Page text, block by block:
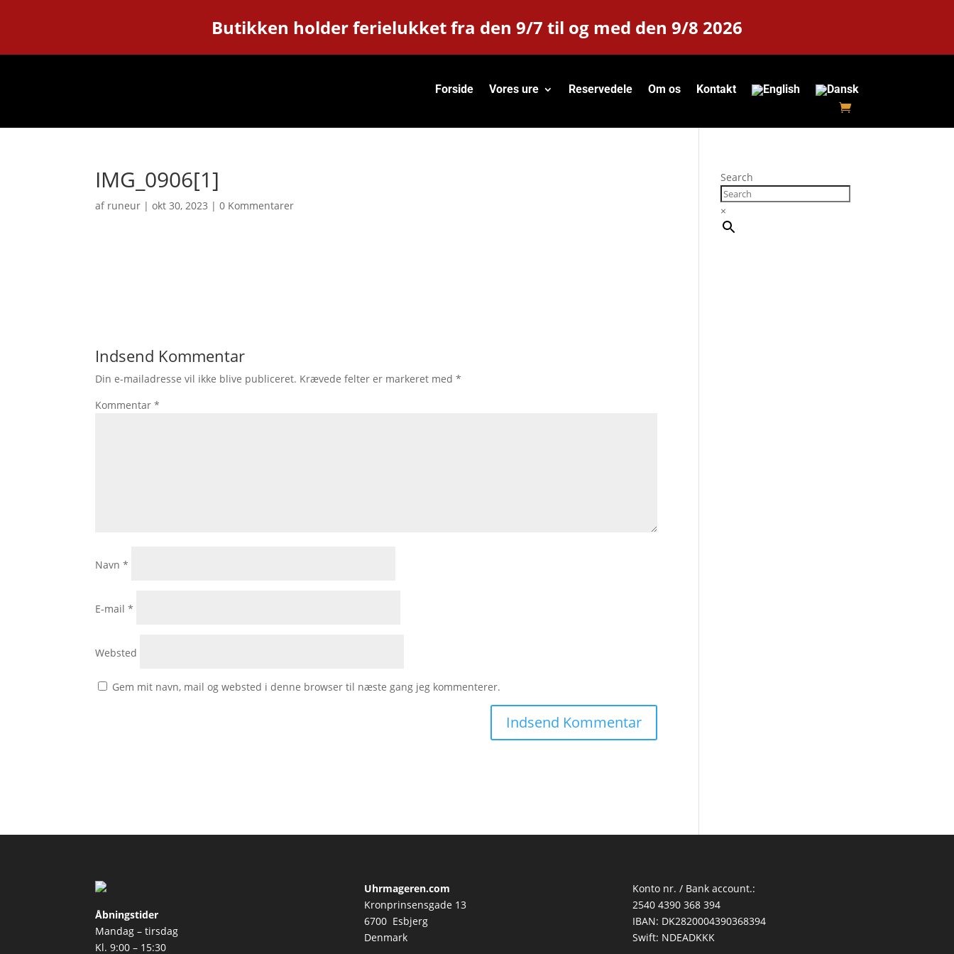
Butikken holder ferielukket fra den 9/7 til og med den 9/8 2026
Forside Vores ure Reservedele Om os Kontakt
IMG_0906[1]
af runeur |okt 30, 2023 |0 Kommentarer
Indsend Kommentar
Din e-mailadresse vil ikke blive publiceret. Krævede felter er markeret med*
Kommentar*
Navn*
E-mail*
Websted
Gem mit navn, mail og websted i denne browser til næste gang jeg kommenterer.
Search
×
Åbningstider
Mandag – tirsdag
Kl. 9:00 – 15:30
Uhrmageren.com
Kronprinsensgade 13
6700 Esbjerg
Denmark
Konto nr. / Bank account.:
2540 4390 368 394
IBAN: DK2820004390368394
Swift: NDEADKKK